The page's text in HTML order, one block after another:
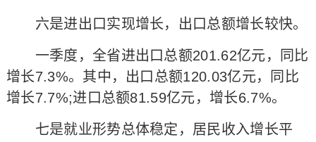
六是进出口实现增长，出口总额增长较快。
一季度，全省进出口总额201.62亿元，同比
增长7.3%。其中，出口总额120.03亿元，同比
增长7.7%;进口总额81.59亿元，增长6.7%。
七是就业形势总体稳定，居民收入增长平